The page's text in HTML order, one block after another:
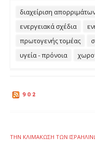
διαχείριση
ενεργειακά σχέδια
πρωτογενής τομέας
υγεία - πρόνοια
902
ΤΗΝ ΚΛΙΜΆΚΩΣΗ ΤΩΝ